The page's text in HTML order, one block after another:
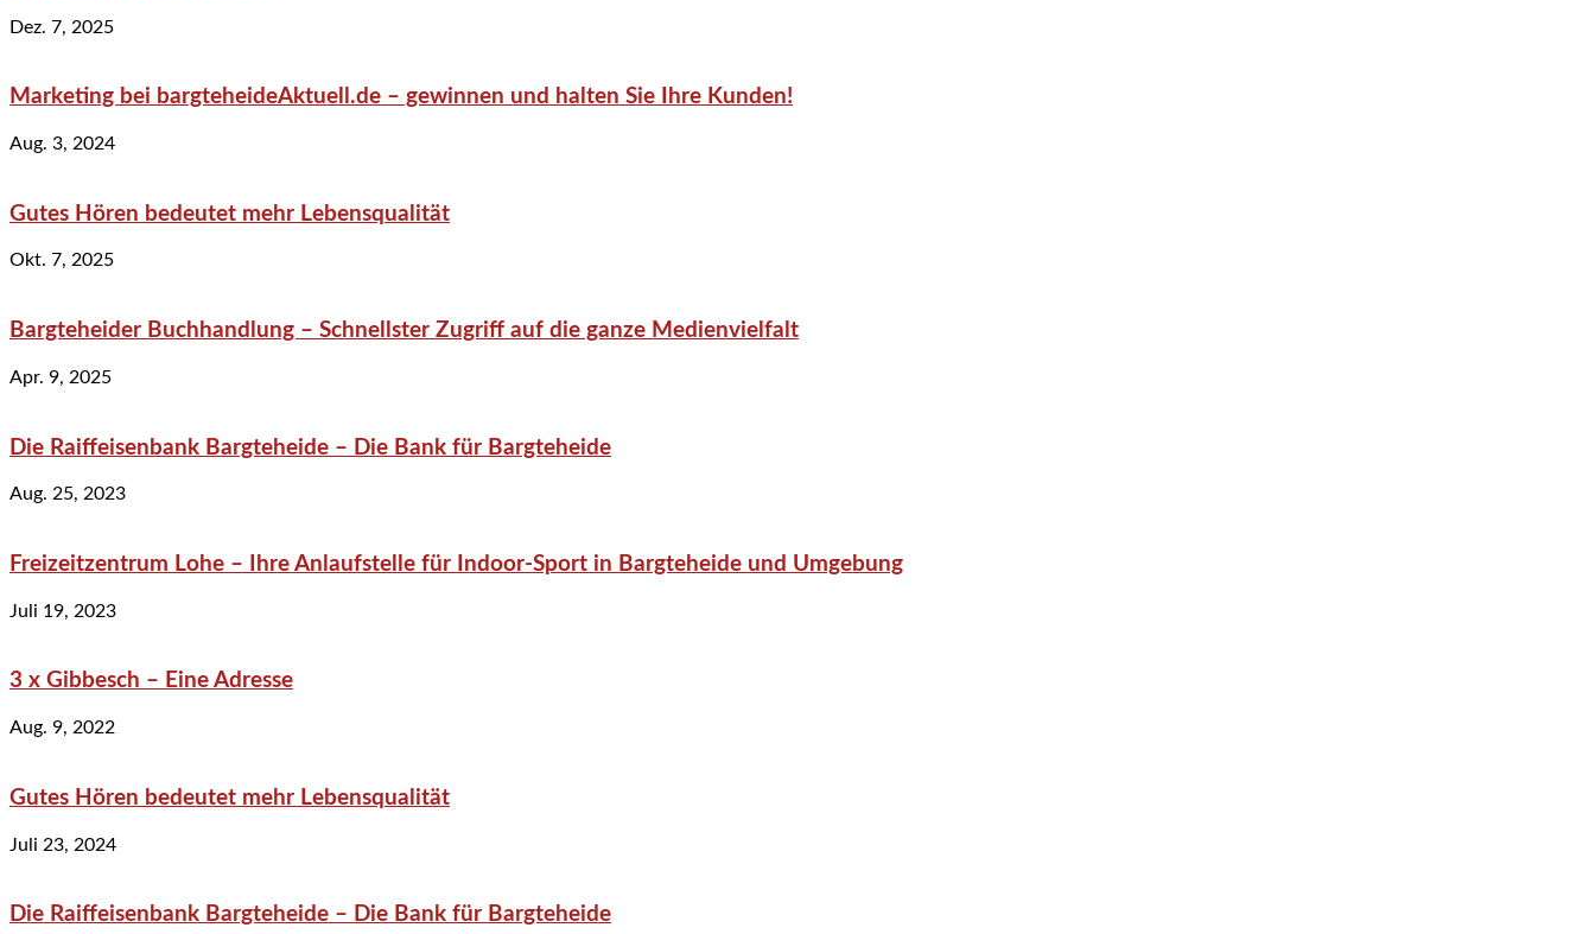
Dez. 7, 2025
Marketing bei bargteheideAktuell.de – gewinnen und halten Sie Ihre Kunden!
Aug. 3, 2024
Gutes Hören bedeutet mehr Lebensqualität
Okt. 7, 2025
Bargteheider Buchhandlung – Schnellster Zugriff auf die ganze Medienvielfalt
Apr. 9, 2025
Die Raiffeisenbank Bargteheide – Die Bank für Bargteheide
Aug. 25, 2023
Freizeitzentrum Lohe – Ihre Anlaufstelle für Indoor-Sport in Bargteheide und Umgebung
Juli 19, 2023
3 x Gibbesch – Eine Adresse
Aug. 9, 2022
Gutes Hören bedeutet mehr Lebensqualität
Juli 23, 2024
Die Raiffeisenbank Bargteheide – Die Bank für Bargteheide